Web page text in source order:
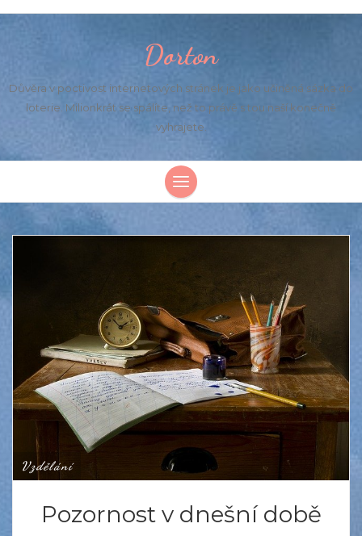
Dorton
Důvěra v poctivost internetových stránek je jako učiněná sázka do
loterie. Milionkrát se spálíte, než to právě s tou naší konečně
vyhrajete.
Vzdělání
Pozornost v dnešní době